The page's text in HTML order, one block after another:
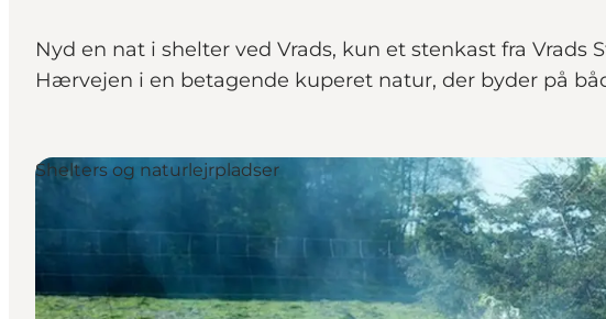
Byer og steder
Planlæg ferien
Transport
Nyd en nat i shelter ved Vrads, kun et stenkast fra
Hærvejen i en betagende kuperet natur, der byder på
Shelters og naturlejrpladser